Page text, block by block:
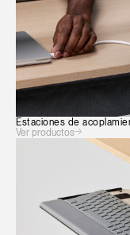
Estaciones de
Ver productos